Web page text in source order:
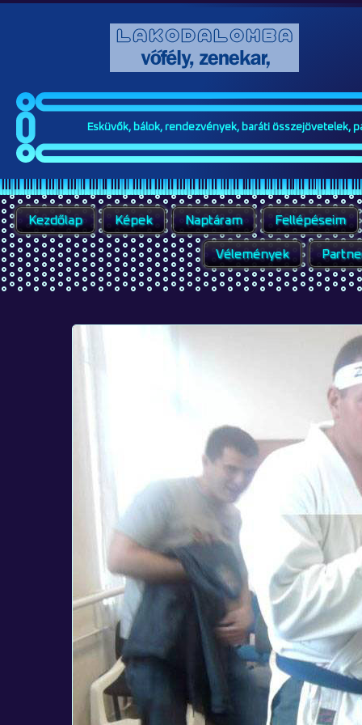
Esküvők, bálok, rendezvények, baráti összejövetelek,
Kezdőlap Képek Naptáram Fellépéseim
Vélemények